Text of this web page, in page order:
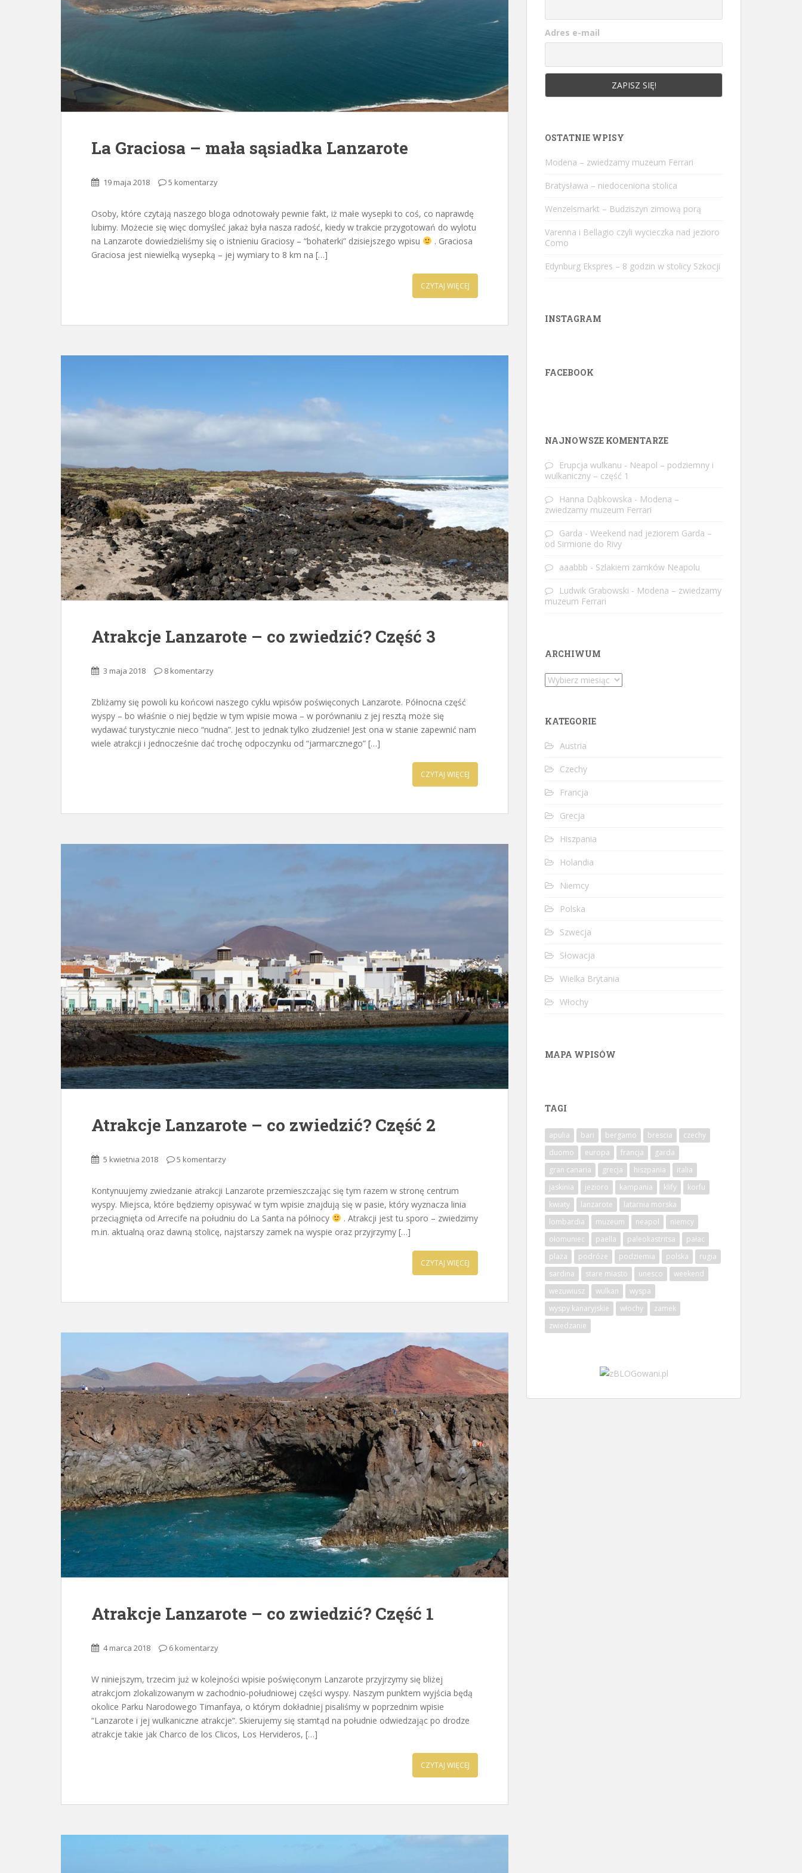
La Graciosa – mała sąsiadka Lanzarote
19 maja 2018 5 komentarzy
Osoby, które czytają naszego bloga odnotowały pewnie fakt, iż małe wysepki to coś, co naprawdę
lubimy. Możecie się więc domyśleć jakaż była nasza radość, kiedy w trakcie przygotowań do wylotu
na Lanzarote dowiedzieliśmy się o istnieniu Graciosy – “bohaterki” dzisiejszego wpisu
. Graciosa
Graciosa jest niewielką wysepką – jej wymiary to 8 km na […]
CZYTAJ WIĘCEJ
Atrakcje Lanzarote – co zwiedzić? Część 3
3 maja 2018 8 komentarzy
Zbliżamy się powoli ku końcowi naszego cyklu wpisów poświęconych Lanzarote. Północna część
wyspy – bo właśnie o niej będzie w tym wpisie mowa – w porównaniu z jej resztą może się
wydawać turystycznie nieco “nudna”. Jest to jednak tylko złudzenie! Jest ona w stanie zapewnić nam
wiele atrakcji i jednocześnie dać trochę odpoczynku od “jarmarcznego” […]
CZYTAJ WIĘCEJ
Atrakcje Lanzarote – co zwiedzić? Część 2
5 kwietnia 2018 5 komentarzy
Kontynuujemy zwiedzanie atrakcji Lanzarote przemieszczając się tym razem w stronę centrum
wyspy. Miejsca, które będziemy opisywać w tym wpisie znajdują się w pasie, który wyznacza linia
przeciągnięta od Arrecife na południu do La Santa na północy
. Atrakcji jest tu sporo – zwiedzimy
m.in. aktualną oraz dawną stolicę, najstarszy zamek na wyspie oraz przyjrzymy […]
CZYTAJ WIĘCEJ
Atrakcje Lanzarote – co zwiedzić? Część 1
4 marca 2018 6 komentarzy
W niniejszym, trzecim już w kolejności wpisie poświęconym Lanzarote przyjrzymy się bliżej
atrakcjom zlokalizowanym w zachodnio-południowej części wyspy. Naszym punktem wyjścia będą
okolice Parku Narodowego Timanfaya, o którym dokładniej pisaliśmy w poprzednim wpisie
“Lanzarote i jej wulkaniczne atrakcje“. Skierujemy się stamtąd na południe odwiedzając po drodze
atrakcje takie jak Charco de los Clicos, Los Hervideros, […]
CZYTAJ WIĘCEJ
Adres e-mail
OSTATNIE WPISY
Modena – zwiedzamy muzeum Ferrari
Bratysława – niedoceniona stolica
Wenzelsmarkt – Budziszyn zimową porą
Varenna i Bellagio czyli wycieczka nad jezioro
Como
Edynburg Ekspres – 8 godzin w stolicy Szkocji
INSTAGRAM
FACEBOOK
NAJNOWSZE KOMENTARZE
Erupcja wulkanu - Neapol – podziemny i
wulkaniczny – część 1
Hanna Dąbkowska - Modena –
zwiedzamy muzeum Ferrari
Garda - Weekend nad jeziorem Garda –
od Sirmione do Rivy
aaabbb - Szlakiem zamków Neapolu
Ludwik Grabowski - Modena – zwiedzamy
muzeum Ferrari
ARCHIWUM
Archiwum
KATEGORIE
Austria
Czechy
Francja
Grecja
Hiszpania
Holandia
Niemcy
Polska
Szwecja
Słowacja
Wielka Brytania
Włochy
MAPA WPISÓW
TAGI
apulia bari bergamo brescia
czechy
duomo
europa francja
garda
gran canaria
grecja hiszpania
italia
jaskinia
jezioro kampania klify
korfu
kwiaty
lanzarote
latarnia morska
lombardia
muzeum neapol
niemcy
ołomuniec
paella paleokastritsa
pałac
plaża
podróże podziemia polska
rugia
sardina
stare miasto unesco
weekend
wezuwiusz
wulkan
wyspa
wyspy kanaryjskie
włochy
zamek
zwiedzanie